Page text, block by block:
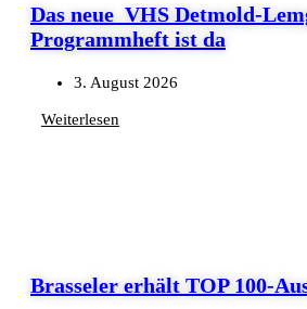
Das neue VHS Detmold-
Programmheft ist da
3. August 2026
Weiterlesen
Brasseler erhält TOP 100-